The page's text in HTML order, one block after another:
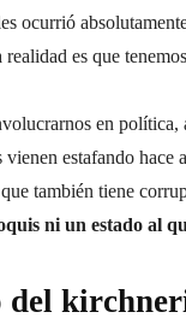
ocurrió
es que
en
estafando
también tiene
ni un estado al
del